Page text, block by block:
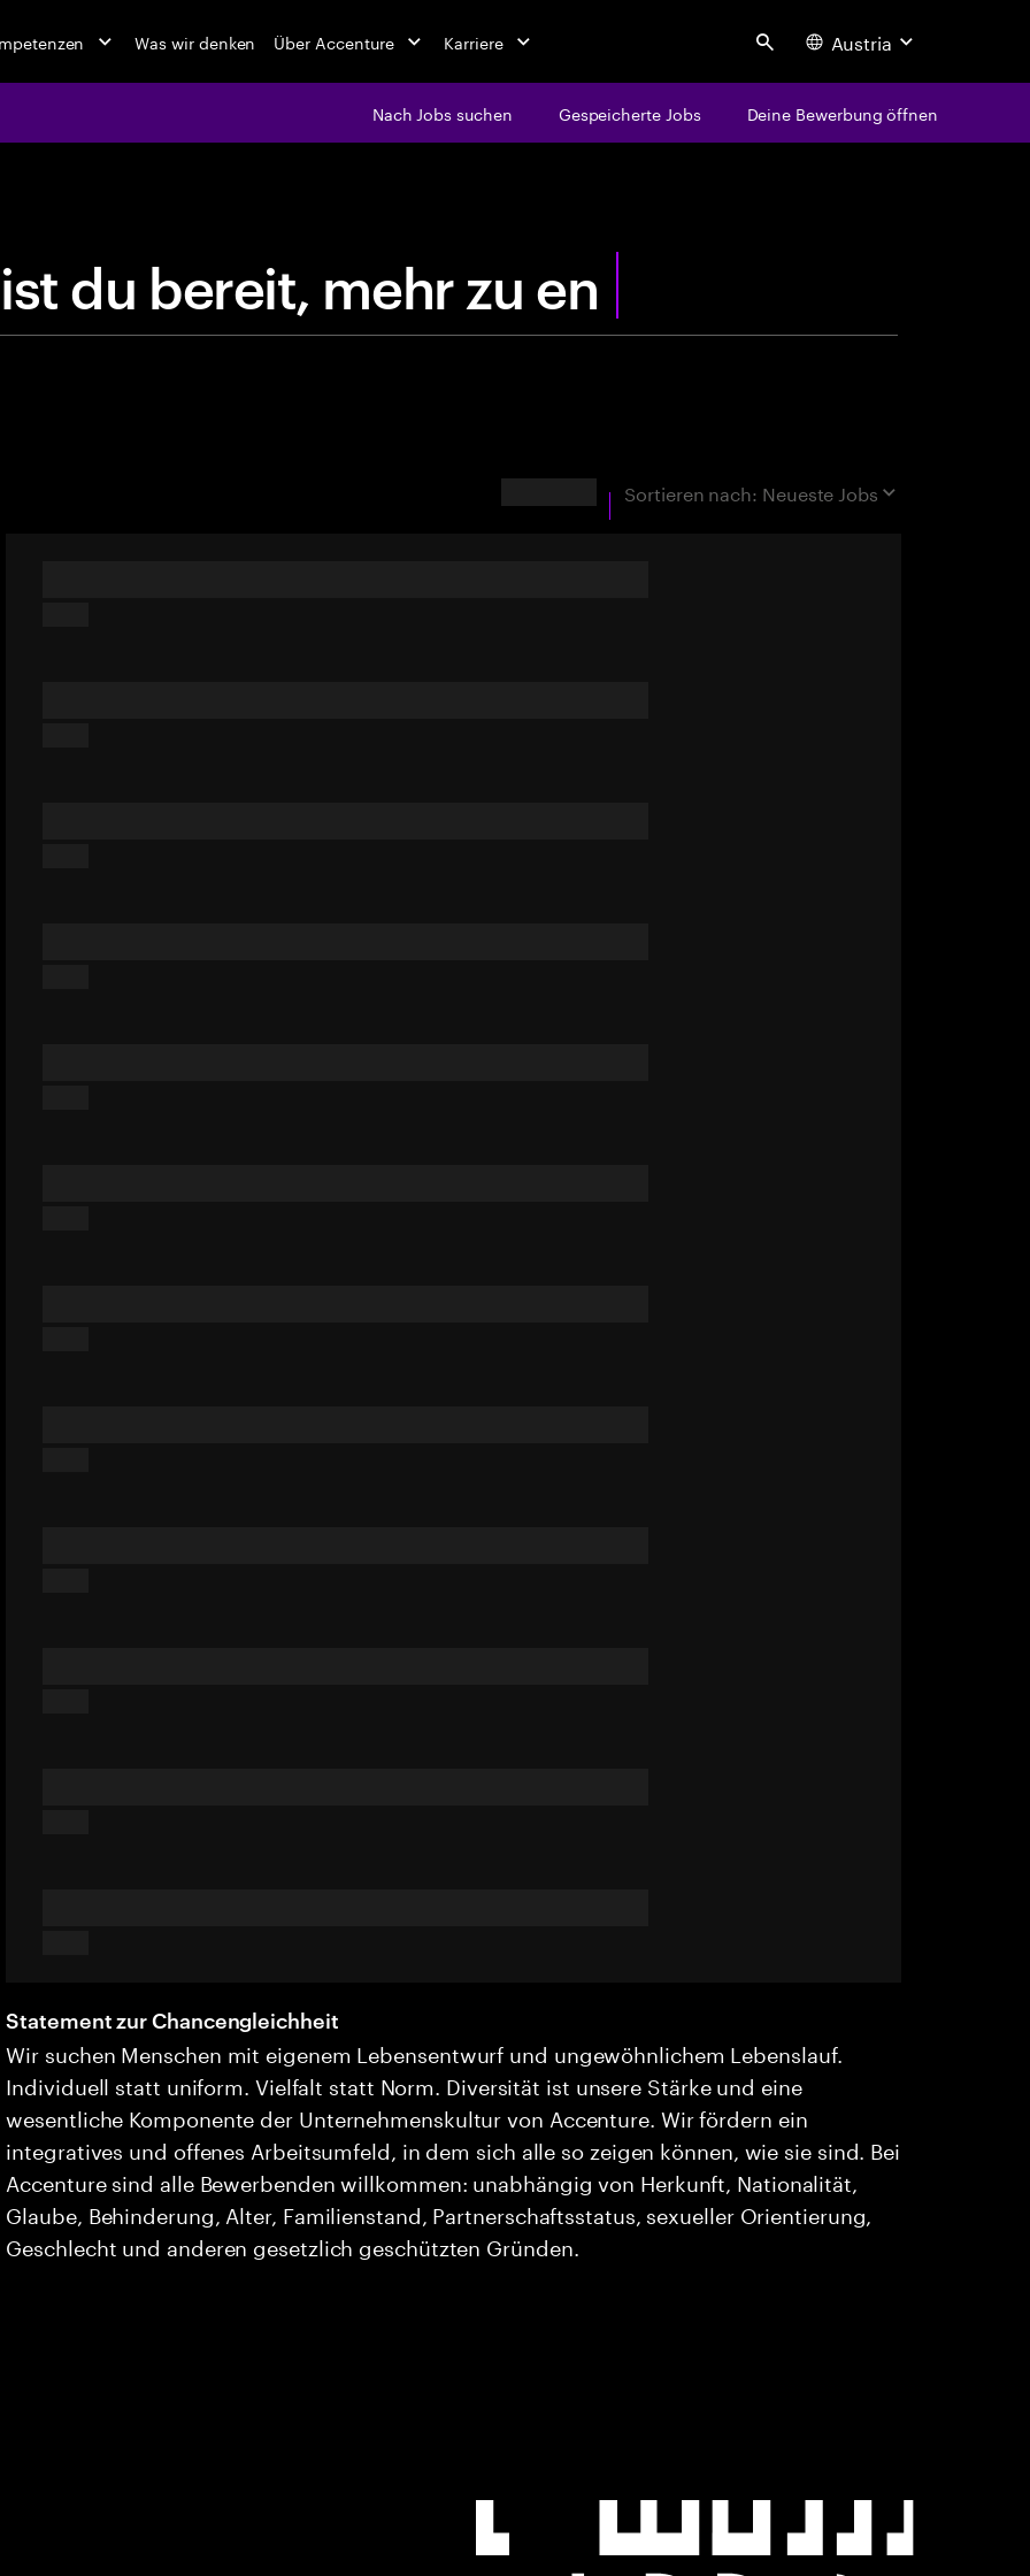
Was wir denken Über Accenture Karriere Search Austria
Nach Jobs suchen Gespeicherte Jobs Deine Bewerbung öffnen
Bis tdube reit,me
Sortieren nach: Neueste Jobs
Statement zur Chancengleichheit
Wir suchen Menschen mit eigenem Lebensentwurf und ungewöhnlichem Lebenslauf.
Individuell statt uniform. Vielfalt statt Norm. Diversität ist unsere Stärke und eine
wesentliche Komponente der Unternehmenskultur von Accenture. Wir fördern ein
integratives und offenes Arbeitsumfeld, in dem sich alle so zeigen können, wie sie sind. Bei
Accenture sind alle Bewerbenden willkommen: unabhängig von Herkunft, Nationalität,
Glaube, Behinderung, Alter, Familienstand, Partnerschaftsstatus, sexueller Orientierung,
Geschlecht und anderen gesetzlich geschützten Gründen.